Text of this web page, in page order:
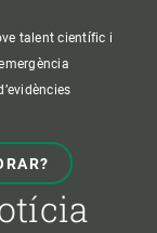
talent científic i